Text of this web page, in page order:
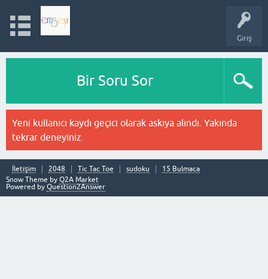
Giriş
Bir Soru Sor
Yeni kullanıcı kaydı geçici olarak askıya alındı. Yakında
tekrar deneyiniz.
İletişim 2048 Tic Tac Toe sudoku
15 Bulmaca
Snow Theme by Q2A Market
Powered by Question2Answer